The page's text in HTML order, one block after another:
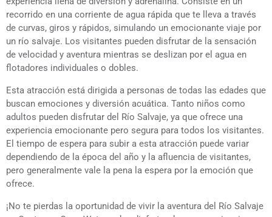
recorrido en una corriente de agua rápida que te lleva a través
de curvas, giros y rápidos, simulando un emocionante viaje por
un río salvaje. Los visitantes pueden disfrutar de la sensación
de velocidad y aventura mientras se deslizan por el agua en
flotadores individuales o dobles.
Esta atracción está dirigida a personas de todas las edades que
buscan emociones y diversión acuática. Tanto niños como
adultos pueden disfrutar del Río Salvaje, ya que ofrece una
experiencia emocionante pero segura para todos los visitantes.
El tiempo de espera para subir a esta atracción puede variar
dependiendo de la época del año y la afluencia de visitantes,
pero generalmente vale la pena la espera por la emoción que
ofrece.
¡No te pierdas la oportunidad de vivir la aventura del Río Salvaje